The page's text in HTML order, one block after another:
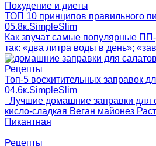
Похудение и диеты
ТОП 10 принципов правильного
05.8к.SimpleSlim
Как звучат самые популярные
так: «два литра воды в день»;
Рецепты
Топ-5 восхитительных заправок
04.6к.SimpleSlim
Лучшие домашние заправки для
кисло-сладкая Веган майонез
Пикантная
Рецепты